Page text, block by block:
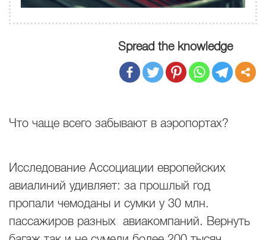
Spread the knowledge
Что чаще всего забывают в аэропортах?
Исследование Ассоциации европейских
авиалиний удивляет: за прошлый год
пропали чемоданы и сумки у 30 млн.
пассажиров разных авиакомпаний. Вернуть